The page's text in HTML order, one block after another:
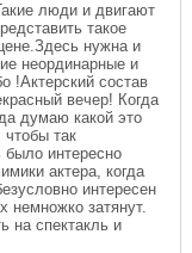
люди и двигают
такое
нужна и
неординарные и
!Актерский состав
вечер! Когда
думаю какой это
так
было интересно
актера, когда
интересен
немножко затянут.
на спектакль и